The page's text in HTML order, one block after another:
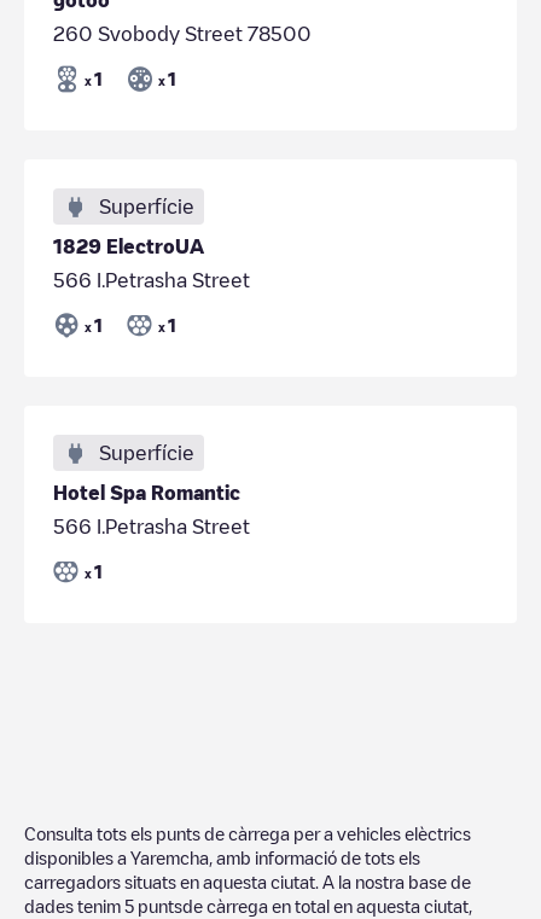
260 Svobody Street 78500
x 1 x 1
Superfície
1829 ElectroUA
566 I.Petrasha Street
x 1 x 1
Superfície
Hotel Spa Romantic
566 I.Petrasha Street
x 1
Consulta tots els punts de càrrega per a vehicles elèctrics
disponibles a Yaremcha , amb informació de tots els
carregadors situats en aquesta ciutat. A la nostra base de
dades tenim 5 puntsde càrrega en total en aquesta ciutat,